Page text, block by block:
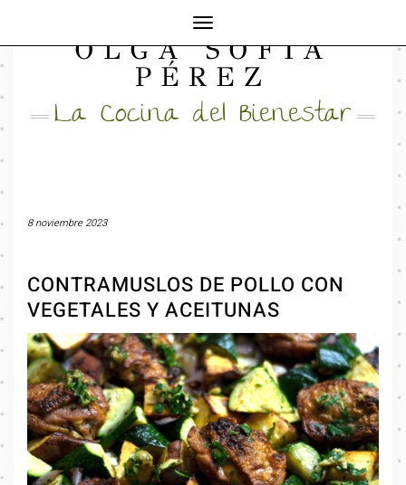
FACEBOOK
INSTAGRAM
MAIL
OLGA SOFÍA
PÉREZ
La Cocina del Bienestar
Cambiar
modo
de
navegación
8 noviembre 2023
CONTRAMUSLOS DE POLLO CON
VEGETALES Y ACEITUNAS